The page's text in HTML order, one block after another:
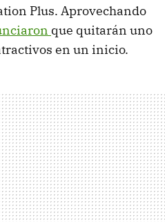
Plus. Aprovechando
que quitarán uno
en un inicio.